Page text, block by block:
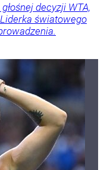
decyzji WTA,
światowego